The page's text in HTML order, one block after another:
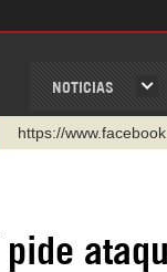
NOTICIAS
https://
https://